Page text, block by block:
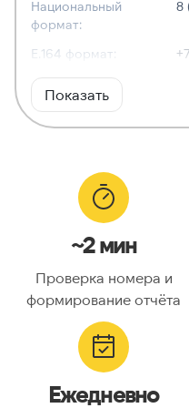
Национальный
формат:
8
E.164 формат:
RFC3966
формат:
Тип номера:
Оператор связи:
Национальный
Код страны:
ГЕОЛОКАЦИЯ
Географическое
описание:
Показать
~2 мин
Проверка номера и
формирование отчёта
Ежедневно